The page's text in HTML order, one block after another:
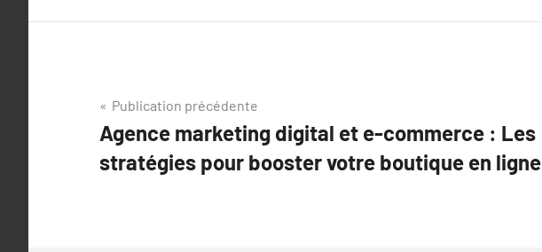
Navigation
de
l’article
Publication précédente
Agence marketing digital et e-commerce : Les
stratégies pour booster votre boutique en ligne